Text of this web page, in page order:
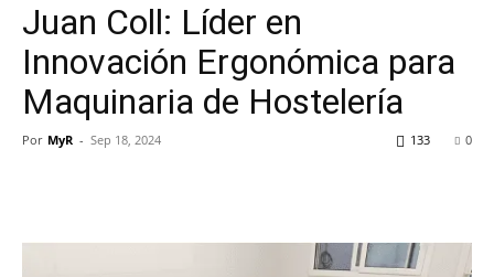
Juan Coll: Líder en
Innovación Ergonómica para
Maquinaria de Hostelería
Por MyR - Sep 18, 2024 0
133